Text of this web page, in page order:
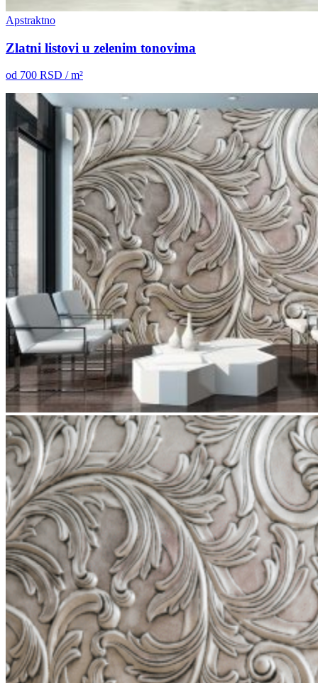
Apstraktno
Zlatni listovi u zelenim tonovima
od 700 RSD / m²